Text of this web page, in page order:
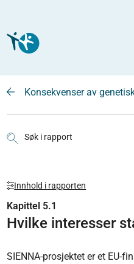
Konsekvenser av
Søk i rapport
Innhold i rapporten
Kapittel 5.1
Hvilke interesser
SIENNA-prosjektet er et EU-